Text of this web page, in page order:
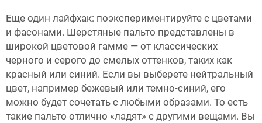
Еще один лайфхак: поэкспериментируйте с цветами
и фасонами. Шерстяные пальто представлены в
широкой цветовой гамме — от классических
черного и серого до смелых оттенков, таких как
красный или синий. Если вы выберете нейтральный
цвет, например бежевый или темно-синий, его
можно будет сочетать с любыми образами. То есть
такие пальто отлично «ладят» с другими вещами. Вы